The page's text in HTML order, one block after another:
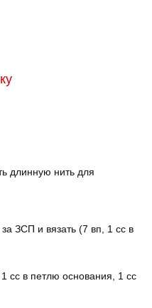
длинную нить для
ЗСП и вязать (7 вп, 1 сс в
сс в петлю основания, 1 сс